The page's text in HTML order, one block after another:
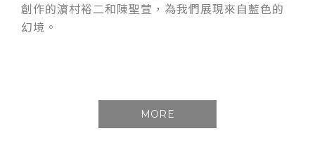
創作的濵村裕二和陳聖萱，為我們展現來自藍色的
幻境。
MORE